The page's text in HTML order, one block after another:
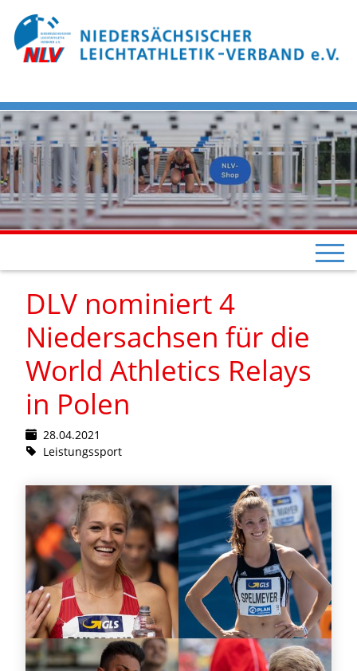
DLV nominiert 4
Niedersachsen für die
World Athletics Relays
in Polen
28.04.2021
Leistungssport